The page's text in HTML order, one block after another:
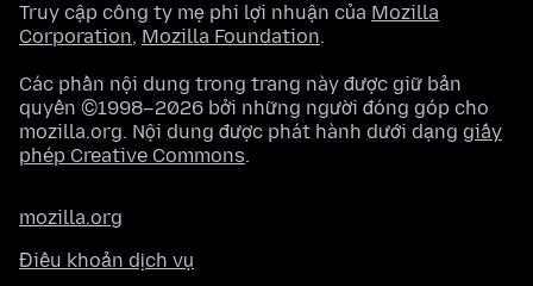
Truy cập công ty mẹ phi lợi nhuận của Mozilla
Corporation, Mozilla Foundation.
Các phần nội dung trong trang này được giữ bản
quyền ©1998–2026 bởi những người đóng góp cho
mozilla.org. Nội dung được phát hành dưới dạng giấy
phép Creative Commons.
mozilla.org
Điều khoản dịch vụ